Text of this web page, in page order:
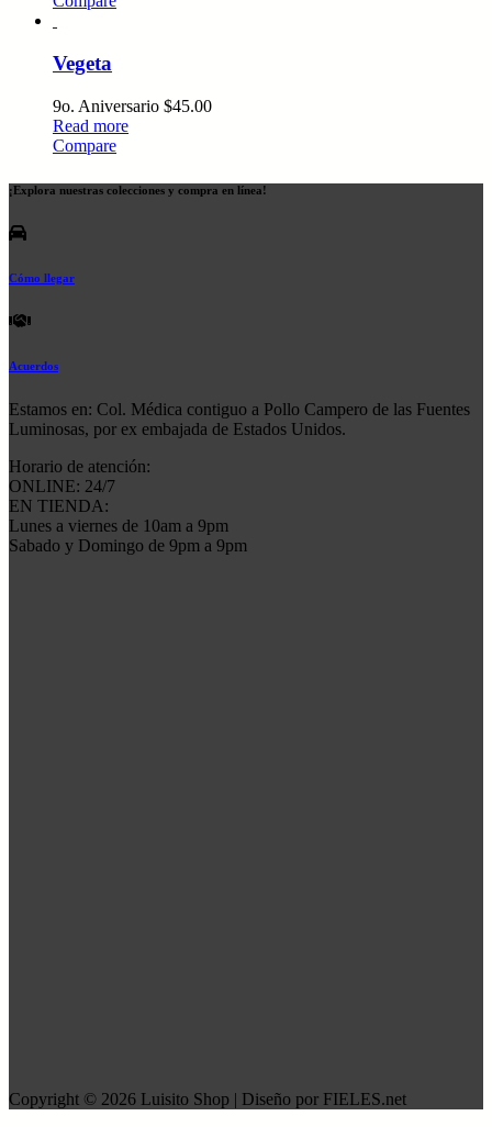
Vegeta
9o. Aniversario $45.00
Read more
Compare
¡Explora nuestras colecciones y compra en línea!
Cómo llegar
Acuerdos
Estamos en: Col. Médica contiguo a Pollo Campero de las Fuentes
Luminosas, por ex embajada de Estados Unidos.
Horario de atención:
ONLINE: 24/7
EN TIENDA:
Lunes a viernes de 10am a 9pm
Sabado y Domingo de 9pm a 9pm
Copyright © 2026 Luisito Shop | Diseño por FIELES.net